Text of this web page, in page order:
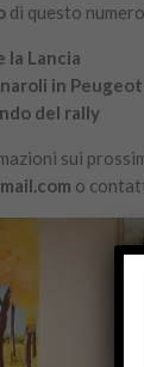
di questo
la Lancia
in Peugeot
del rally
sui
o